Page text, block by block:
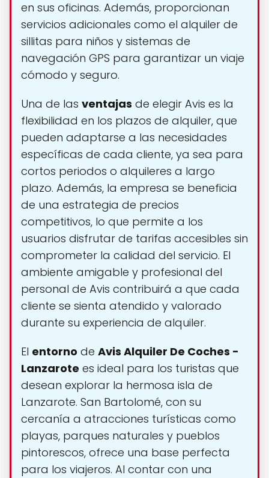
en sus oficinas. Además, proporcionan
servicios adicionales como el alquiler de
sillitas para niños y sistemas de
navegación GPS para garantizar un viaje
cómodo y seguro.
Una de las ventajas de elegir Avis es la
flexibilidad en los plazos de alquiler, que
pueden adaptarse a las necesidades
específicas de cada cliente, ya sea para
cortos periodos o alquileres a largo
plazo. Además, la empresa se beneficia
de una estrategia de precios
competitivos, lo que permite a los
usuarios disfrutar de tarifas accesibles sin
comprometer la calidad del servicio. El
ambiente amigable y profesional del
personal de Avis contribuirá a que cada
cliente se sienta atendido y valorado
durante su experiencia de alquiler.
El entorno de Avis Alquiler De Coches -
Lanzarote es ideal para los turistas que
desean explorar la hermosa isla de
Lanzarote. San Bartolomé, con su
cercanía a atracciones turísticas como
playas, parques naturales y pueblos
pintorescos, ofrece una base perfecta
para los viajeros. Al contar con una